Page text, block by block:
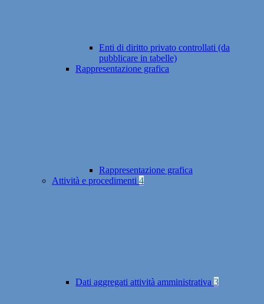
Enti di diritto privato controllati (da
pubblicare in tabelle)
Rappresentazione grafica
Rappresentazione grafica
Attività e procedimenti 4
Dati aggregati attività amministrativa 3